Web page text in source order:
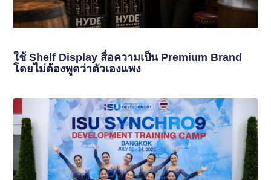
ใช้ Shelf Display สื่อความเป็น Premium Brand
โดยไม่ต้องพูดว่าตัวเองแพง